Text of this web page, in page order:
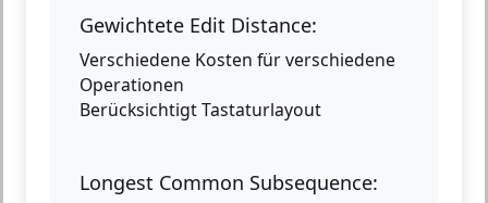
Gewichtete Edit Distance:
Verschiedene Kosten für verschiedene
Operationen
Berücksichtigt Tastaturlayout
Longest Common Subsequence: